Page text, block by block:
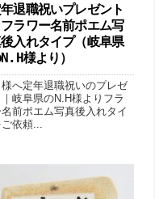
退職祝いプレゼント
フラワー名前ポエム写
入れタイプ（岐阜県
様より ）
様へ定年退職祝いのプレゼ
岐阜県のN.H様よりフラ
前ポエム写真後入れタイ
依頼...